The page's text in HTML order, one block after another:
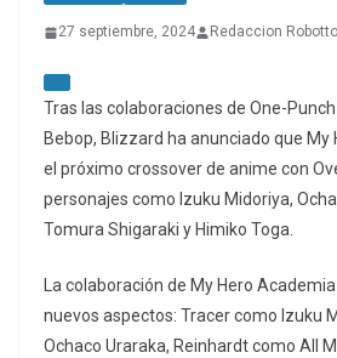
27 septiembre, 2024 Redaccion Robotto
Tras las colaboraciones de One-
Bebop, Blizzard ha anunciado que My
el próximo crossover de anime con
personajes como Izuku Midoriya,
Tomura Shigaraki y Himiko Toga.
La colaboración de My Hero
nuevos aspectos: Tracer como Izuku
Ochaco Uraraka, Reinhardt como All